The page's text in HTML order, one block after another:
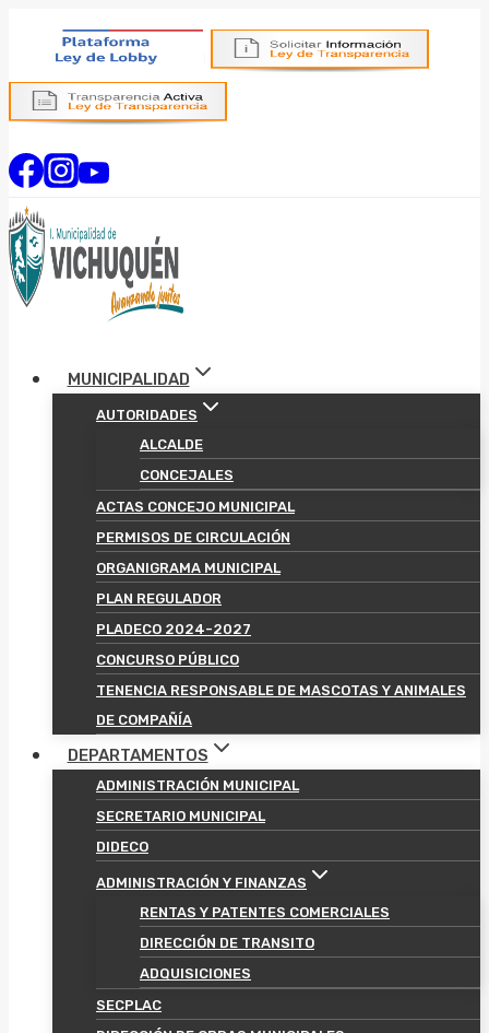
contenido
MUNICIPALIDAD
AUTORIDADES
ALCALDE
CONCEJALES
ACTAS CONCEJO MUNICIPAL
PERMISOS DE CIRCULACIÓN
ORGANIGRAMA MUNICIPAL
PLAN REGULADOR
PLADECO 2024-2027
CONCURSO PÚBLICO
TENENCIA RESPONSABLE DE MASCOTAS Y ANIMALES
DE COMPAÑÍA
DEPARTAMENTOS
ADMINISTRACIÓN MUNICIPAL
SECRETARIO MUNICIPAL
DIDECO
ADMINISTRACIÓN Y FINANZAS
RENTAS Y PATENTES COMERCIALES
DIRECCIÓN DE TRANSITO
ADQUISICIONES
SECPLAC